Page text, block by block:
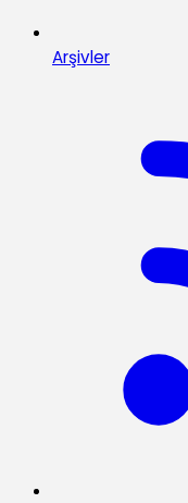
Arşivler